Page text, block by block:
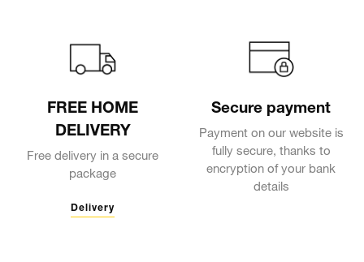
FREE HOME
DELIVERY
Free delivery in a secure
package
Delivery
Secure payment
Payment on our website is
fully secure, thanks to
encryption of your bank
details